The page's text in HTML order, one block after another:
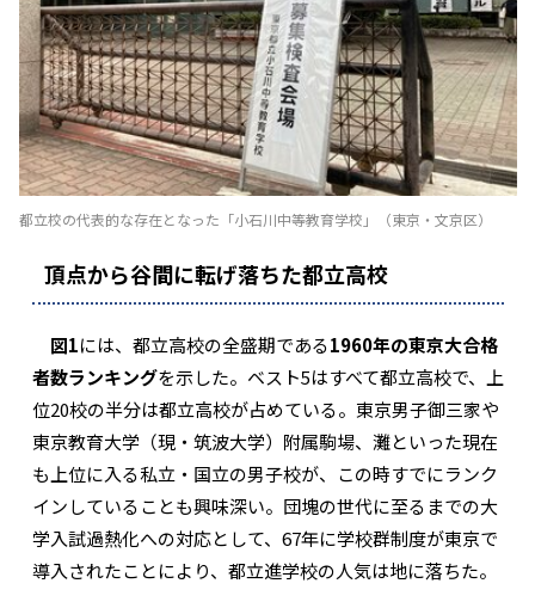
都立校の代表的な存在となった「小石川中等教育学校」（東京・文京区）
頂点から谷間に転げ落ちた都立高校
図1には、都立高校の全盛期である1960年の東京大合格
者数ランキングを示した。ベスト5はすべて都立高校で、上
位20校の半分は都立高校が占めている。東京男子御三家や
東京教育大学（現・筑波大学）附属駒場、灘といった現在
も上位に入る私立・国立の男子校が、この時すでにランク
インしていることも興味深い。団塊の世代に至るまでの大
学入試過熱化への対応として、67年に学校群制度が東京で
導入されたことにより、都立進学校の人気は地に落ちた。